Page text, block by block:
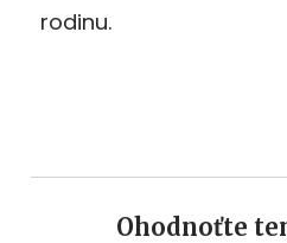
rodinu.
Ohodnoťte